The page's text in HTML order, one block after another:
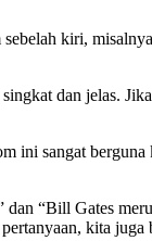
kiri,
dan jelas.
ini sangat
“Bill Gates
kita juga